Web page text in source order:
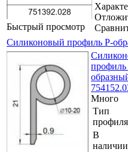
Быстрый просмотр
Силиконовый профиль Р-
Много
Тип
профиля
В
наличии